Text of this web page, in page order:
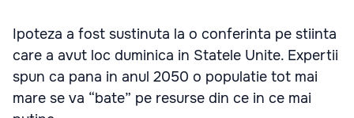
Ipoteza a fost sustinuta la o conferinta pe stiinta
care a avut loc duminica in Statele Unite. Expertii
spun ca pana in anul 2050 o populatie tot mai
mare se va “bate” pe resurse din ce in ce mai